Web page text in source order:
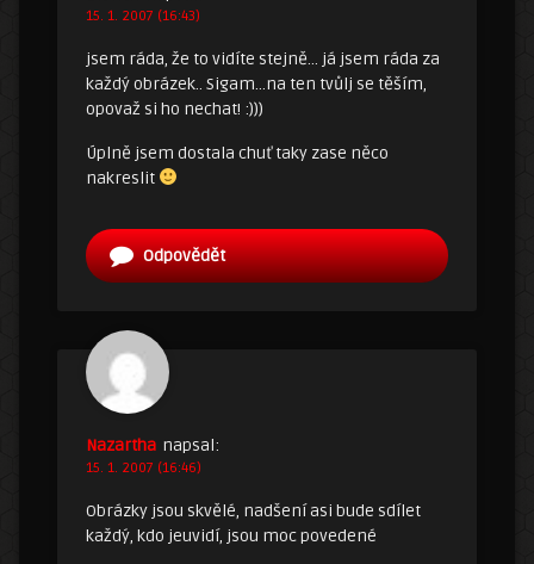
15. 1. 2007 (16:43)
jsem ráda, že to vidíte stejně… já jsem ráda za
každý obrázek.. Sigam…na ten tvůlj se těším,
opovaž si ho nechat! :)))
Úplně jsem dostala chuť taky zase něco
nakreslit
Odpovědět
Nazartha napsal:
15. 1. 2007 (16:46)
Obrázky jsou skvělé, nadšení asi bude sdílet
každý, kdo jeuvidí, jsou moc povedené